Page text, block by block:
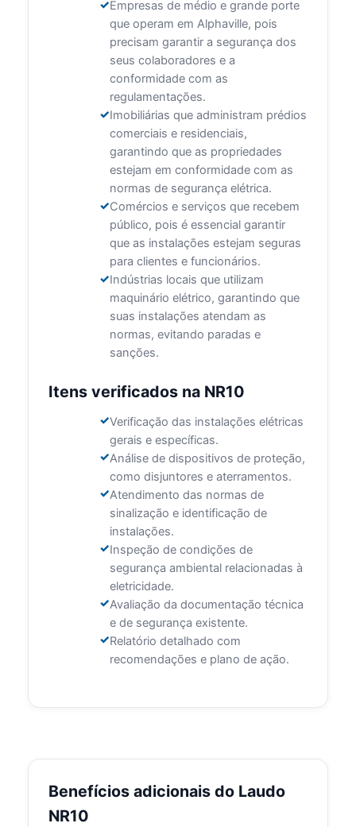
Empresas de médio e grande porte
que operam em Alphaville, pois
precisam garantir a segurança dos
seus colaboradores e a
conformidade com as
regulamentações.
Imobiliárias que administram prédios
comerciais e residenciais,
garantindo que as propriedades
estejam em conformidade com as
normas de segurança elétrica.
Comércios e serviços que recebem
público, pois é essencial garantir
que as instalações estejam seguras
para clientes e funcionários.
Indústrias locais que utilizam
maquinário elétrico, garantindo que
suas instalações atendam as
normas, evitando paradas e
sanções.
Itens verificados na NR10
Verificação das instalações elétricas
gerais e específicas.
Análise de dispositivos de proteção,
como disjuntores e aterramentos.
Atendimento das normas de
sinalização e identificação de
instalações.
Inspeção de condições de
segurança ambiental relacionadas à
eletricidade.
Avaliação da documentação técnica
e de segurança existente.
Relatório detalhado com
recomendações e plano de ação.
Benefícios adicionais do Laudo
NR10